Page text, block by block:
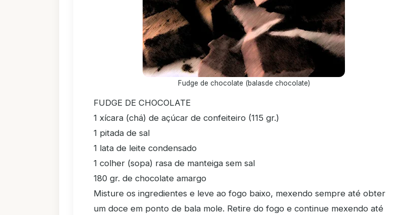
Fudge de chocolate (balasde chocolate)
FUDGE DE CHOCOLATE
1 xícara (chá) de açúcar de confeiteiro (115 gr.)
1 pitada de sal
1 lata de leite condensado
1 colher (sopa) rasa de manteiga sem sal
180 gr. de chocolate amargo
Misture os ingredientes e leve ao fogo baixo, mexendo sempre até obter
um doce em ponto de bala mole. Retire do fogo e continue mexendo até